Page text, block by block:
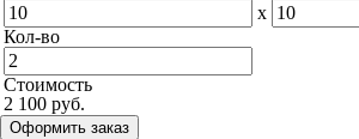
x
Кол-во
Стоимость
2 100 руб.
Оформить заказ